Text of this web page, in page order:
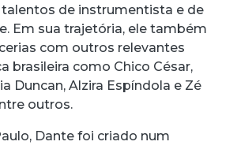
de instrumentista e de
Em sua trajetória, ele também
com outros relevantes
brasileira como Chico César,
Duncan, Alzira Espíndola e Zé
outros.
Dante foi criado num